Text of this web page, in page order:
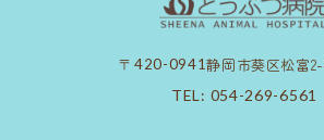
〒420-0941静岡市葵区松富2-
TEL: 054-269-6561